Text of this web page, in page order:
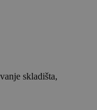
skladišta,